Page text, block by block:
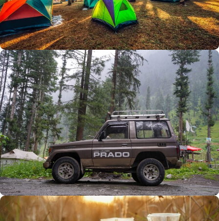
Büyük Yaz İndirimi
0
Günler
00
Hr
00
Min
00
SSK
Alışverişe Başla
ARAÇ AKSESUARLARI